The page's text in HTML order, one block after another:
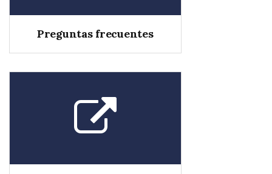
Preguntas frecuentes